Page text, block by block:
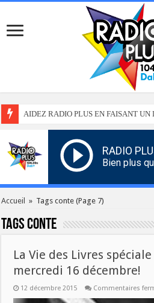
AIDEZ RADIO PLUS EN FAISANT
RADIO
Bien plus
Accueil » Tags conte (Page 7)
Tagsconte
La Vie des Livres
mercredi 16 décembre!
12 décembre 2015 Commentaires